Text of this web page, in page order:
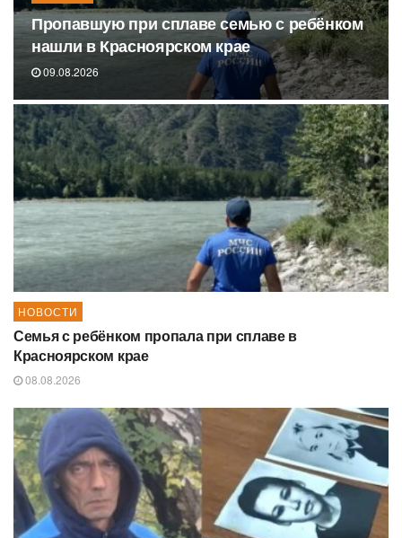
Пропавшую при сплаве семью с ребёнком
нашли в Красноярском крае
09.08.2026
НОВОСТИ
Семья с ребёнком пропала при сплаве в
Красноярском крае
08.08.2026